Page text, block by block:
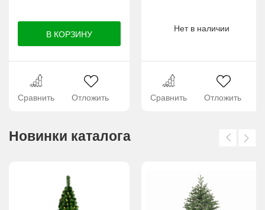
Сравнить Отложить
Нет в наличии
Сравнить Отложить
Новинки каталога